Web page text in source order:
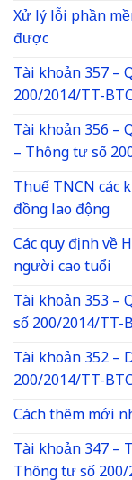
Xử lý lỗi phần
được
Tài khoản 357 –
200/2014/TT-BTC
Tài khoản 356 –
– Thông tư số
Thuế TNCN các
đồng lao động
Các quy định về
người cao tuổi
Tài khoản 353
số 200/2014/TT-
Tài khoản 352 –
200/2014/TT-BTC
Cách thêm mới
Tài khoản 347 –
Thông tư số